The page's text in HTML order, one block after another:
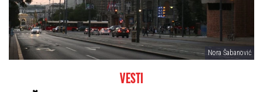
Nora Šabanović
VESTI